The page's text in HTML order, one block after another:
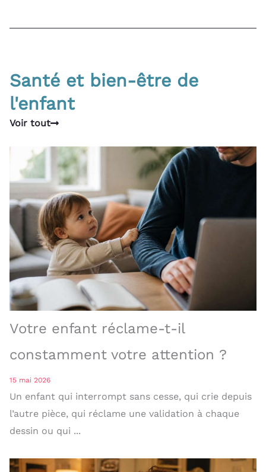
Santé et bien-être de
l'enfant
Voir tout
Votre enfant réclame-t-il
constamment votre attention ?
15 mai 2026
Un enfant qui interrompt sans cesse, qui crie depuis
l’autre pièce, qui réclame une validation à chaque
dessin ou qui ...